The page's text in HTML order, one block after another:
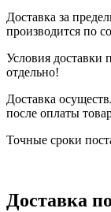
Доставка за
производится по
Условия доставки
отдельно!
Доставка
после оплаты
Точные сроки
Доставка